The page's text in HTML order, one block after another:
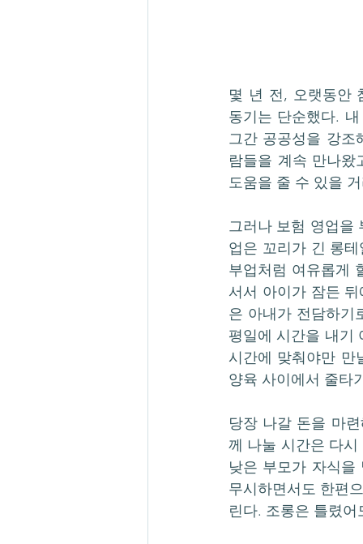
몇 년 전, 오랫동안
동기는 단순했다.
그간 공공성을 강조
람들을 계속 만나
도움을 줄 수 있을
그러나 보험 영업을
업은 꼬리가 긴 롱
부업처럼 여유롭게
서서 아이가 잠든
은 아내가 전담하기
평일에 시간을 내기
시간에 맞춰야만 만
양육 사이에서 줄타
당장 나갈 돈을 마
께 나눌 시간은 다시
낮은 부모가 자식을
무시하면서도 한편
린다. 조롱은 틀렸